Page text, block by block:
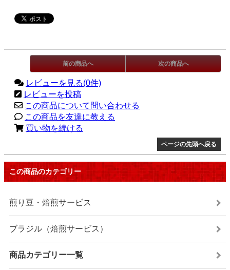
前の商品へ 次の商品へ
レビューを見る(0件)
レビューを投稿
この商品について問い合わせる
この商品を友達に教える
買い物を続ける
ページの先頭へ戻る
この商品のカテゴリー
煎り豆・焙煎サービス
ブラジル（焙煎サービス）
商品カテゴリー一覧